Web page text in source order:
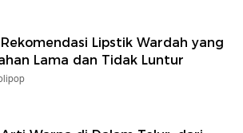
Lipstik Wardah yang
Lama dan Tidak Luntur